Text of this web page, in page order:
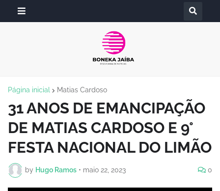
Página inicial Matias Cardoso
31 ANOS DE EMANCIPAÇÃO
DE MATIAS CARDOSO E 9°
FESTA NACIONAL DO LIMÃO
by Hugo Ramos • maio 22, 2023 0